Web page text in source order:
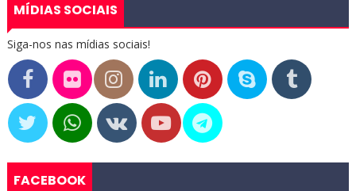
MÍDIAS SOCIAIS
Siga-nos nas mídias sociais!
FACEBOOK